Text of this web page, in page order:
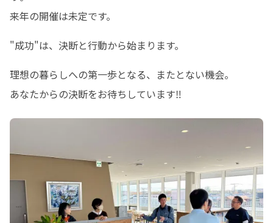
来年の開催は未定です。
"成功"は、決断と行動から始まります。
理想の暮らしへの第一歩となる、またとない機会。
あなたからの決断をお待ちしています‼️